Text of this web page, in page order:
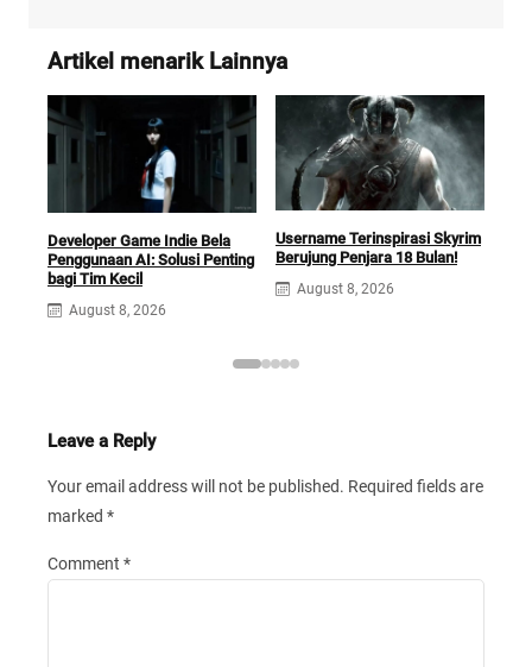
Artikel menarik Lainnya
Developer Game Indie Bela
Penggunaan AI: Solusi Penting
bagi Tim Kecil
August 8, 2026
Username Terinspirasi Skyrim
Berujung Penjara 18 Bulan!
August 8, 2026
Leave a Reply
Your email address will not be published. Required fields are
marked *
Comment *